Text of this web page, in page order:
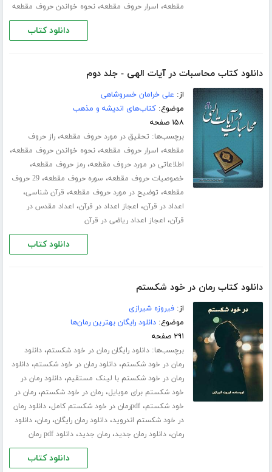
مقطعه، اسرار حروف مقطعه،نحوه خواندن حروف مقطعه
دانلود کتاب
دانلود کتاب محاسبات در آیات الهی - جلد دوم
از: علی خرامان خسروشاهی
موضوع:کتاب‌های اندیشه و مذهب
۱۵۸ صفحه
برچسب‌ها: تحقیق در مورد حروف مقطعه،راز حروف
مقطعه، اسرار حروف مقطعه،نحوه خواندن حروف مقطعه،
اطلاعاتی در مورد حروف مقطعه،رمز حروف مقطعه،
خصوصیات حروف مقطعه، سوره حروف مقطعه،
29 حروف
مقطعه، توضیح در مورد حروف مقطعه، قرآن شناسی،
اعداد در قرآن، اعجاز اعداد در قرآن، اعداد مقدس در
قرآن، اعجاز اعداد ریاضی در قرآن
دانلود کتاب
دانلود کتاب رمان در خود شکستم
از:فیروزه شیرازی
موضوع:دانلود رایگان بهترین رمان‌ها
۲۹۱ صفحه
برچسب‌ها:دانلود رایگان رمان در خود شکستم،دانلود
رمان در خود شکستم،دانلود رمان در خود شکستم،دانلود
رمان در خود شکستم با لینک مستقیم،دانلود رمان در
خود شکستم برای موبایل،رمان در خود شکستم،رمان در
خود شکستم،pdfرمان در خود شکستم کامل ،دانلود رمان
در خود شکستم اندروید،دانلود رمان رایگان،رمان،دانلود
رمان،دانلود رمان جدید،رمان جدید،دانلود pdf رمان
دانلود کتاب